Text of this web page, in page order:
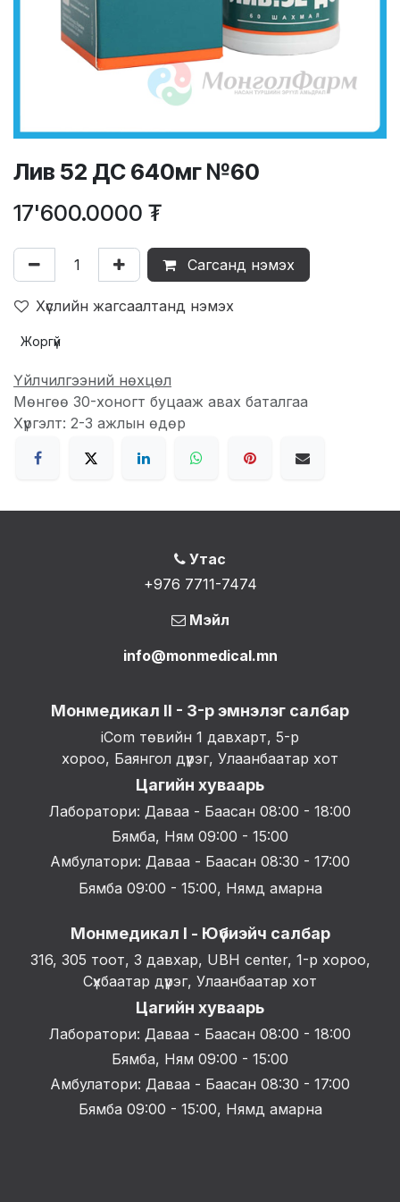
Лив 52 ДС 640мг №60
17'600.0000 ₮
Сагсанд нэмэх
Хүслийн жагсаалтанд нэмэх
Жоргүй
Үйлчилгээний нөхцөл
Мөнгөө 30-хоногт буцааж авах баталгаа
Хүргэлт: 2-3 ажлын өдөр
Утас
+976 7711-7474
Мэйл
info@monmedical.mn
Монмедикал II - 3-р эмнэлэг салбар
iCom төвийн 1 давхарт, 5-р
хороо, Баянгол дүүрэг, Улаанбаатар хот
Цагийн хуваарь
Лаборатори: Даваа - Баасан 08:00 - 18:00
Бямба, Ням 09:00 - 15:00
Амбулатори: Даваа - Баасан 08:30 - 17:00
Бямба 09:00 - 15:00, Нямд амарна
Монмедикал I - Юүбиэйч салбар
316, 305 тоот, 3 давхар, UBH center, 1-р хороо,
Сүхбаатар дүүрэг, Улаанбаатар хот
Цагийн хуваарь
Лаборатори: Даваа - Баасан 08:00 - 18:00
Бямба, Ням 09:00 - 15:00
Амбулатори: Даваа - Баасан 08:30 - 17:00
Бямба 09:00 - 15:00, Нямд амарна